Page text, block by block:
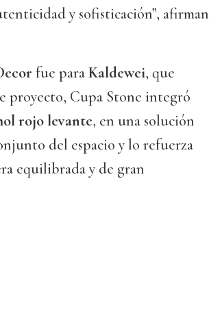
y sofisticación”, afirman
fue paraKaldewei, que
proyecto, Cupa Stone integró
rojo levante, en una solución
del espacio y lo refuerza
equilibrada y de gran